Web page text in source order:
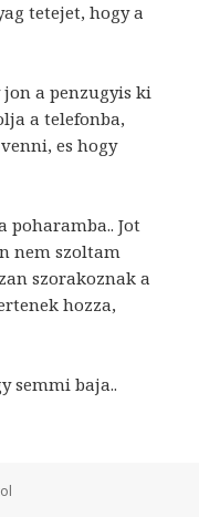
tetejet, hogy a
a penzugyis ki
a telefonba,
es hogy
poharamba.. Jot
nem szoltam
szorakoznak a
hozza,
semmi baja..